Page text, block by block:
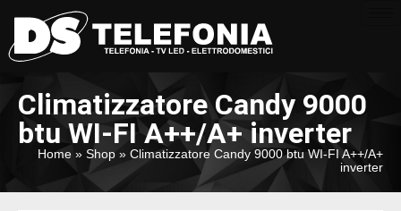
Climatizzatore Candy 9000
btu WI-FI A++/A+ inverter
Home » Shop » Climatizzatore Candy 9000 btu WI-FI A++/A+
inverter